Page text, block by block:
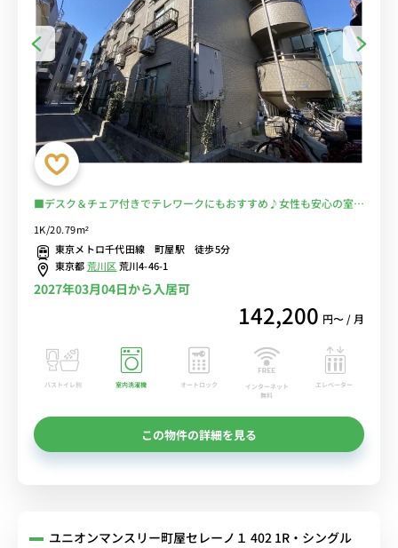
■デスク＆チェア付きでテレワークにもおすすめ♪女性も安心の室内
駅」徒歩５分/京急本線や都電荒川線など複数路線の利用も可能/上野
まで乗換なしでアクセス■選べるWi-Fi格安レンタル中！
1K/20.79m²
東京メトロ千代田線 町屋駅 徒歩5分
東京都荒川区荒川4-46-1
2027年03月04日から入居可
142,200 円〜 / 月
バストイレ別 室内洗濯機 オートロック
インターネット
無料
エレベーター
この物件の詳細を見る
ユニオンマンスリー町屋セレーノ１ 402 1R・シングル